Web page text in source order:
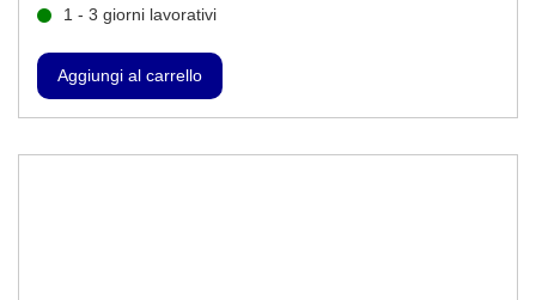
1 - 3 giorni lavorativi